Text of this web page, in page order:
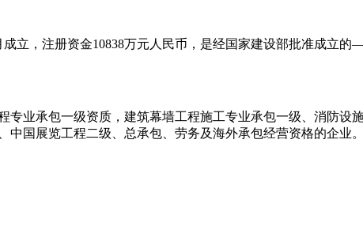
立，注册资金10838万元人民币，是经国家建设部批准成立
业承包一级资质，建筑幕墙工程施工专业承包一级、消防设
国展览工程二级、总承包、劳务及海外承包经营资格的企业。